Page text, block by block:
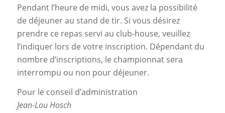
Pendant l’heure de midi, vous avez la possibilité
de déjeuner au stand de tir. Si vous désirez
prendre ce repas servi au club-house, veuillez
l’indiquer lors de votre inscription. Dépendant du
nombre d’inscriptions, le championnat sera
interrompu ou non pour déjeuner.
Pour le conseil d’administration
Jean-Lou Hosch